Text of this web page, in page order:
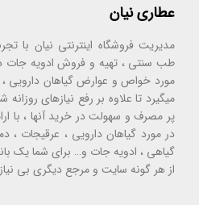
عطاری نیان
طب سنتی ، تهیه و فروش ادویه جات
مورد خواص و عوارض گیاهان دارویی ،
میگیرد تا علاوه بر رفع نیازهای
پر مصرف و سهولت در خرید آنها ، با
در مورد گیاهان دارویی ، عرقیجات
گیاهی ، ادویه جات و… برای شما یک
از هر گونه سایت و مرجع دیگری بی